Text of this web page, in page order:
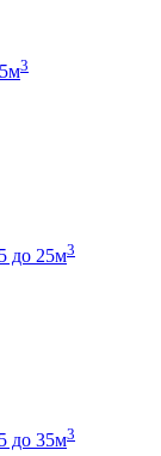
3
до 25м3
до 35м3